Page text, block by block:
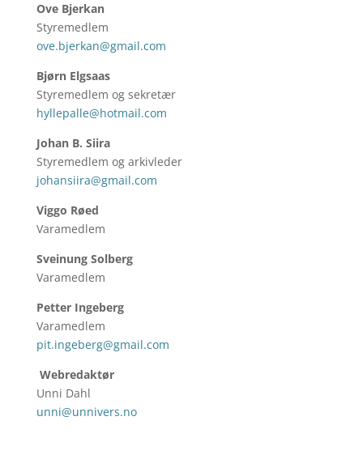
Ove Bjerkan
Styremedlem
ove.bjerkan@gmail.com
Bjørn Elgsaas
Styremedlem og sekretær
hyllepalle@hotmail.com
Johan B. Siira
Styremedlem og arkivleder
johansiira@gmail.com
Viggo Røed
Varamedlem
Sveinung Solberg
Varamedlem
Petter Ingeberg
Varamedlem
pit.ingeberg@gmail.com
Webredaktør
Unni Dahl
unni@unnivers.no